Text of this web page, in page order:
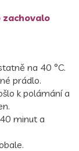
zachovalo
na 40 °C.
prádlo.
k polámání a
minut a